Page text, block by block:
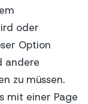
oder
Option
andere
zu müssen.
mit einer Page